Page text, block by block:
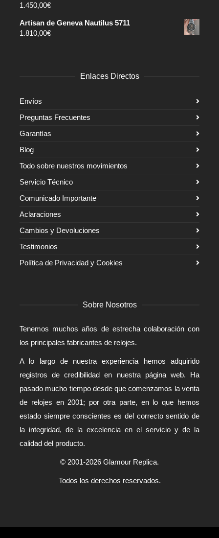
1.450,00€
Artisan de Geneva Nautilus 5711
1.810,00€
Enlaces Directos
Envíos
Preguntas Frecuentes
Garantías
Blog
Todo sobre nuestros movimientos
Servicio Técnico
Comunicado Importante
Aclaraciones
Cambios y Devoluciones
Testimonios
Política de Privacidad y Cookies
Sobre Nosotros
Tenemos muchos años de estrecha colaboración con
los principales fabricantes de relojes.
A lo largo de nuestra experiencia hemos adquirido
registros de credibilidad en nuestra página web. Ha
pasado mucho tiempo desde que comenzamos la venta
de relojes en 2001; por otra parte, en lo que hemos
estado siempre conscientes es del correcto sentido de
la integridad, de la excelencia en el servicio y de la
calidad del producto.
© 2001-2026 Glamour Replica.
Todos los derechos reservados.